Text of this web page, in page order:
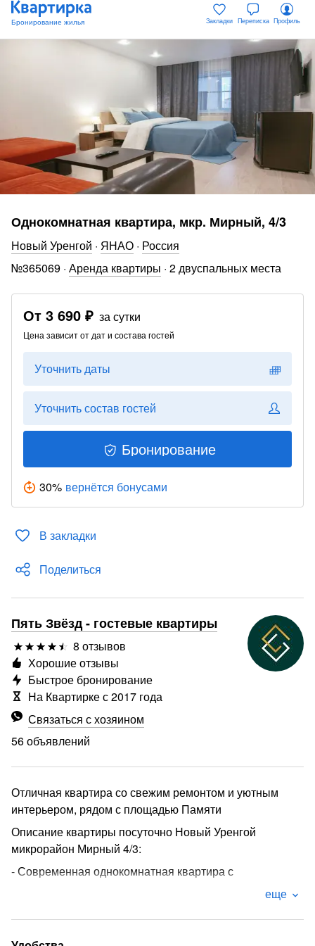
Закладки Переписка Профиль
Однокомнатная квартира, мкр. Мирный, 4/3
Новый Уренгой · ЯНАО · Россия
№365069 · Аренда квартиры · 2 двуспальных места
От 3 690 ₽ за сутки
Цена зависит от дат и состава гостей
Уточнить даты
Уточнить состав гостей
Бронирование
30% вернётся бонусами
В закладки
Поделиться
Пять Звёзд - гостевые квартиры
8 отзывов
Связаться с хозяином
56 объявлений
Хорошие отзывы
Быстрое бронирование
На Квартирке с 2017 года
Отличная квартира со свежим ремонтом и уютным
интерьером, рядом с площадью Памяти
Описание квартиры посуточно Новый Уренгой
микрорайон Мирный 4/3:
- Современная однокомнатная квартира с
качественным евроремонтом, с двумя раздельными
замечательным интерьером, прекрасно разместит до
четырех персон гостей. Удобное расположение в
еще